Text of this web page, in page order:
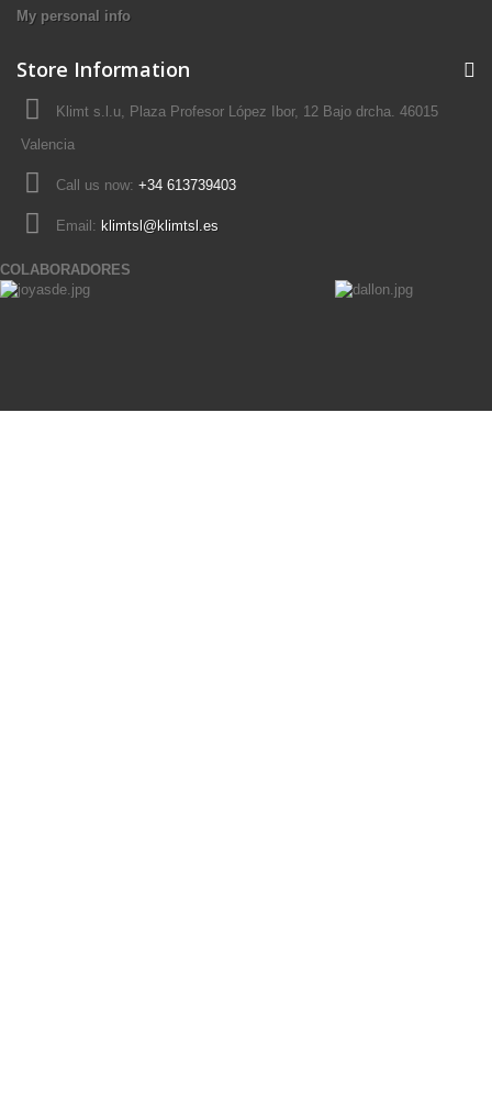
My personal info
Store Information
Klimt s.l.u, Plaza Profesor López Ibor, 12 Bajo drcha. 46015
Valencia
Call us now: +34 613739403
Email: klimtsl@klimtsl.es
COLABORADORES